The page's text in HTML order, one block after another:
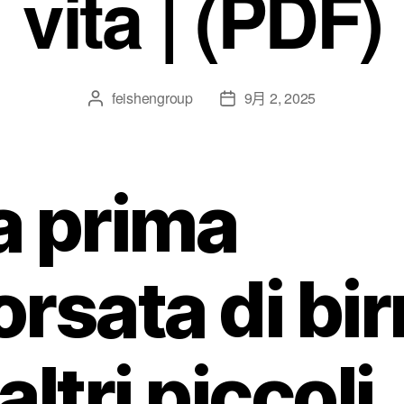
feishengroup 9月 2, 2025
prima
di